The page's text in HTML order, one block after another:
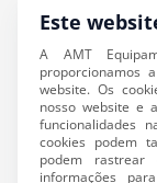
Este
A AMT
proporcionamos
website. Os
nosso website e
funcionalidades
cookies podem
podem
informações
Diferença
SoloE e
21 de julho de